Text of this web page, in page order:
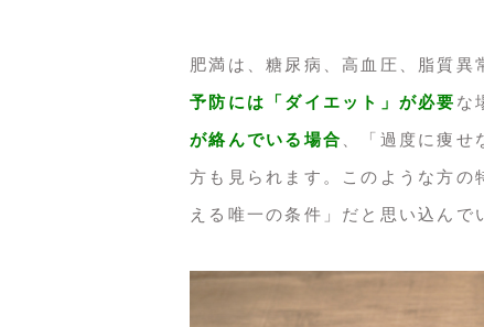
肥満は、糖尿病、高血圧、脂質異
予防には「ダイエット」が必要 な
が絡んでいる場合 、「過度に痩
方も見られます。このような方の
える唯一の条件」だと思い込んで